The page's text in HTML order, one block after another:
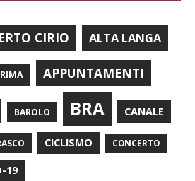
CIRIO ALTA LANGA
APPUNTAMENTI
BAROLO BRA CANALE
CICLISMO CONCERTO
19